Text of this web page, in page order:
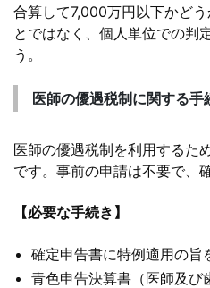
合算して7,000万円以下かど
とではなく、個人単位での判
う。
医師の優遇税制に関する手
医師の優遇税制を利用するた
です。事前の申請は不要で、
【必要な手続き】
確定申告書に特例適用の旨
青色申告決算書（医師及び